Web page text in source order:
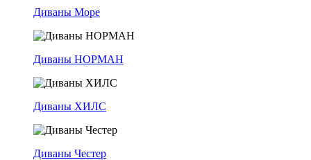
Диваны Море
Диваны НОРМАН
Диваны ХИЛС
Диваны Честер